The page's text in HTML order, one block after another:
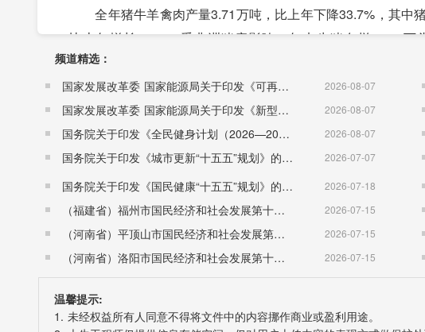
全年猪牛羊禽肉产量3.71万吨，比上年下降33.7%，其中
比上年增长0.6%。受非洲猪瘟影响，年末生猪存栏17.31
40.0%。
三、工业和建筑业
全年全部工业增加值22.43亿元，比上年增长9.3%。规模以
模以上工业产销率为98.2%，每百元营业收入中的成本72.3元
每百元营业收入中的费用10.69元，减少0.34元;每百元资产实
降4.8个百分点。
全年全市实现建筑业增加值11.87亿元，比上年增长9.9%。
亿元。
四、服务业
全年批发和零售业增加值15.33亿元，比上年增长5.0%;交
饮业增加值10.14亿元，增长7.9%;金融业增加值12.36亿元，
增加值53.21亿元，增长8.0%。
频道精选：
国家发展改革委 国家能源局关于印发《可再生能源发展“十五五”规划》的通知 （发改能源〔2026〕1067号）
2026-08-07
国家发展改革委 国家能源局关于印发《新型电力系统建设“十五五”规划》的通知​ （发改能源〔2026〕942号） 2026-08-07
国务院关于印发《全民健身计划（2026—2030年）》的通知 （国发〔2026〕26号） 2026-08-07
国务院关于印发《城市更新“十五五”规划》的通知（国发〔2026〕12号） 2026-07-07
国务院关于印发《国民健康“十五五”规划》的通知 （国发〔2026〕23号） 2026-07-18
（福建省）福州市国民经济和社会发展第十五个五年规划纲要 2026-07-15
（河南省）平顶山市国民经济和社会发展第十五个五年规划纲要 2026-07-15
（河南省）洛阳市国民经济和社会发展第十五个五年规划纲要 2026-07-15
温馨提示:
1. 未经权益所有人同意不得将文件中的内容挪作商业或盈利用途。